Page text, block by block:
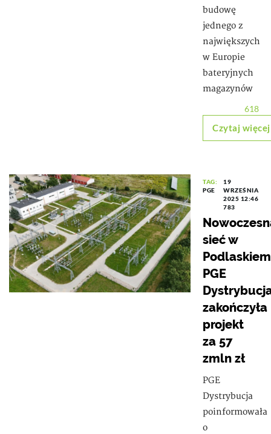
budowę
jednego z
największych
w Europie
bateryjnych
magazynów
618
Czytaj więcej
TAG:
PGE
19
WRZEŚNIA
2025 12:46
783
sieć w
PGE
zakończyła
projekt
za 57
zmln zł
PGE
Dystrybucja
poinformowała
o